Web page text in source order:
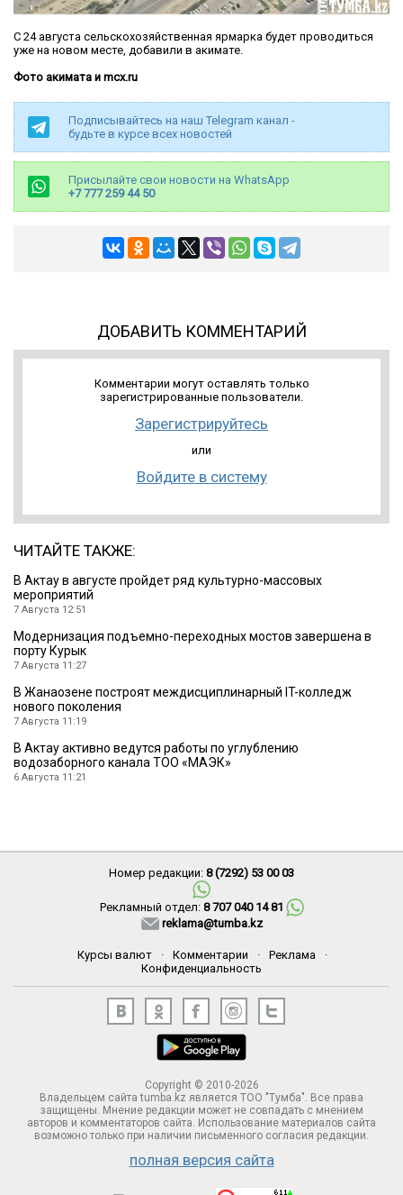
С 24 августа сельскохозяйственная ярмарка будет проводиться
уже на новом месте, добавили в акимате.
Фото акимата и mcx.ru
Подписывайтесь на наш Telegram канал -
будьте в курсе всех новостей
Присылайте свои новости на WhatsApp
+7 777 259 44 50
ДОБАВИТЬ КОММЕНТАРИЙ
Комментарии могут оставлять только
зарегистрированные пользователи.
Зарегистрируйтесь
или
Войдите в систему
ЧИТАЙТЕ ТАКЖЕ:
В Актау в августе пройдет ряд культурно-массовых
мероприятий
7 Августа 12:51
Модернизация подъемно-переходных мостов завершена в
порту Курык
7 Августа 11:27
В Жанаозене построят междисциплинарный IT-колледж
нового поколения
7 Августа 11:19
В Актау активно ведутся работы по углублению
водозаборного канала ТОО «МАЭК»
6 Августа 11:21
Номер редакции: 8 (7292) 53 00 03
Рекламный отдел: 8 707 040 14 81
reklama@tumba.kz
Курсы валют · Комментарии · Реклама
·
Конфиденциальность
Copyright © 2010-2026
Владельцем сайта tumba.kz является ТОО "Тумба". Все права
защищены. Мнение редакции может не совпадать с мнением
авторов и комментаторов сайта. Использование материалов сайта
возможно только при наличии письменного согласия редакции.
полная версия сайта